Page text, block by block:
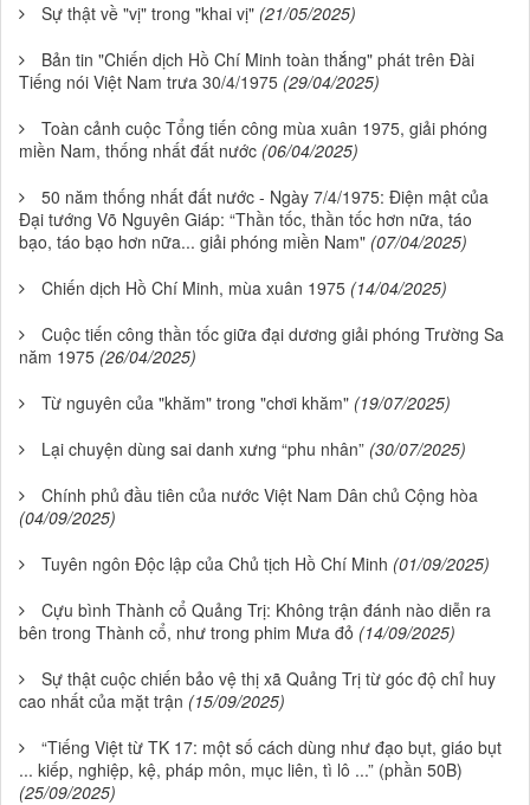
Sự thật về "vị" trong "khai vị" (21/05/2025)
Bản tin "Chiến dịch Hồ Chí Minh toàn thắng" phát trên Đài
Tiếng nói Việt Nam trưa 30/4/1975 (29/04/2025)
Toàn cảnh cuộc Tổng tiến công mùa xuân 1975, giải phóng
miền Nam, thống nhất đất nước (06/04/2025)
50 năm thống nhất đất nước - Ngày 7/4/1975: Điện mật của
Đại tướng Võ Nguyên Giáp: “Thần tốc, thần tốc hơn nữa, táo
bạo, táo bạo hơn nữa... giải phóng miền Nam" (07/04/2025)
Chiến dịch Hồ Chí Minh, mùa xuân 1975 (14/04/2025)
Cuộc tiến công thần tốc giữa đại dương giải phóng Trường Sa
năm 1975 (26/04/2025)
Từ nguyên của "khăm" trong "chơi khăm" (19/07/2025)
Lại chuyện dùng sai danh xưng “phu nhân” (30/07/2025)
Chính phủ đầu tiên của nước Việt Nam Dân chủ Cộng hòa
(04/09/2025)
Tuyên ngôn Độc lập của Chủ tịch Hồ Chí Minh (01/09/2025)
Cựu bình Thành cổ Quảng Trị: Không trận đánh nào diễn ra
bên trong Thành cổ, như trong phim Mưa đỏ (14/09/2025)
Sự thật cuộc chiến bảo vệ thị xã Quảng Trị từ góc độ chỉ huy
cao nhất của mặt trận (15/09/2025)
“Tiếng Việt từ TK 17: một số cách dùng như đạo bụt, giáo bụt
... kiếp, nghiệp, kệ, pháp môn, mục liên, tì lô ...” (phần 50B)
(25/09/2025)